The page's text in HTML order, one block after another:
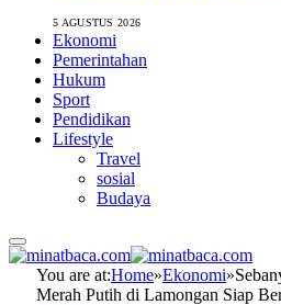
5 AGUSTUS 2026
Ekonomi
Pemerintahan
Hukum
Sport
Pendidikan
Lifestyle
Travel
sosial
Budaya
You are at:Home»Ekonomi»
Merah Putih di Lamongan Siap